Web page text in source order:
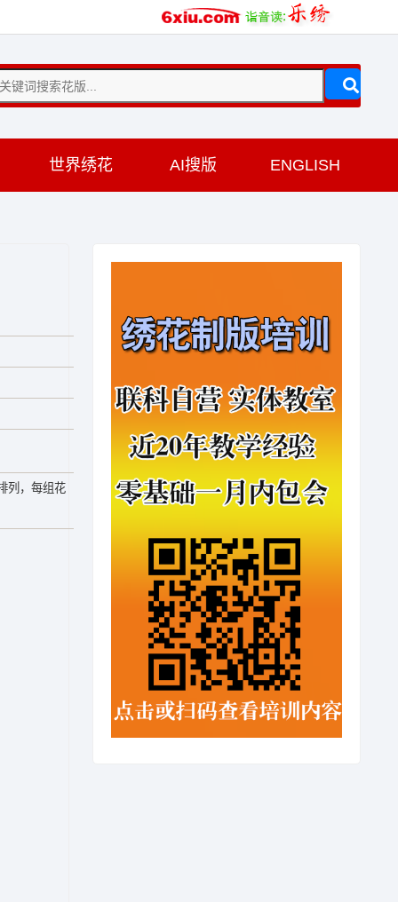
世界绣花 AI搜版 ENGLISH
列，每组花